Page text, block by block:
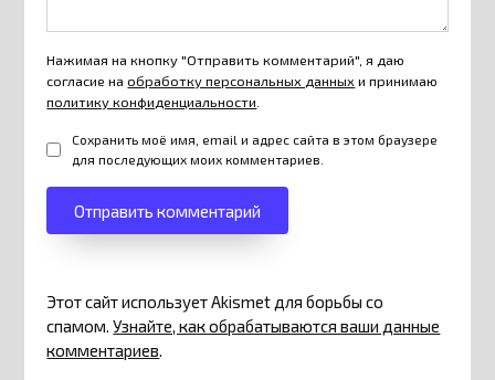
Нажимая на кнопку "Отправить комментарий", я даю
согласие наобработку персональных данныхи принимаю
политику конфиденциальности.
Сохранить моё имя, email и адрес сайта в этом браузере
для последующих моих комментариев.
Этот сайт использует Akismet для борьбы со
спамом.Узнайте, как обрабатываются ваши данные
комментариев.